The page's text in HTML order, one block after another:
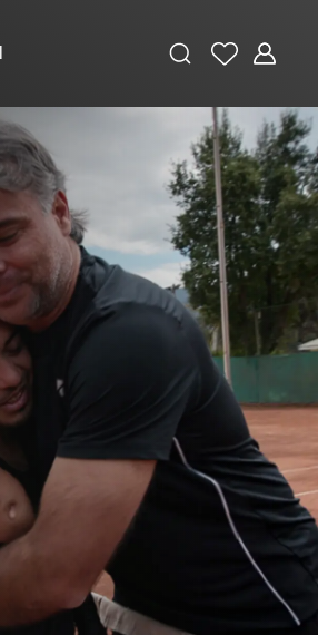
BuscarFavoritos